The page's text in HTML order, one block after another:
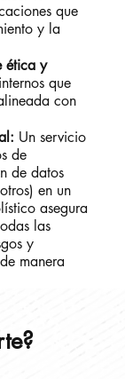
que
y la
ética y
que
con
Un servicio
de
de datos
en un
asegura
las
y
manera